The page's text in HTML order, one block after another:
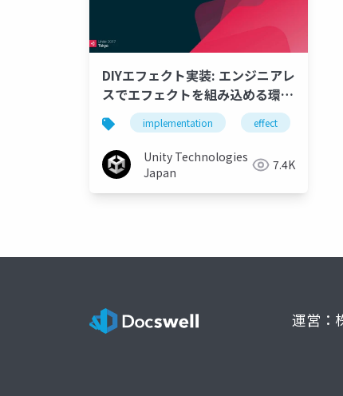
DIYエフェクト実装: エンジニアレ
スでエフェクトを組み込める環境
づくりimplementation effect
Unity Technologies
Japan
7.4K
運営：